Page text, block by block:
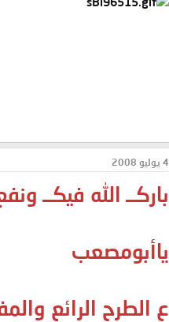
4 يوليو 2008
باركــ الله فيكــ
ياأبومصعب
ع الطرح الرائع